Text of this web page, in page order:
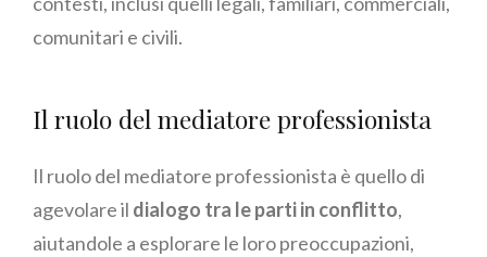
comunitari e civili.
Il ruolo del mediatore professionista
Il ruolo del mediatore professionista è quello di
agevolare il dialogo tra le parti in conflitto,
aiutandole a esplorare le loro preoccupazioni,